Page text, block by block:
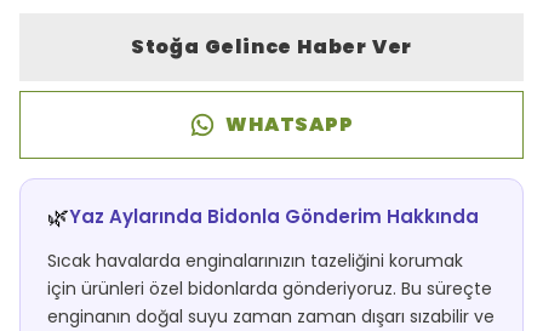
Stoğa Gelince Haber Ver
WHATSAPP
🌿Yaz Aylarında Bidonla Gönderim Hakkında
Sıcak havalarda enginalarınızın tazeliğini korumak
için ürünleri özel bidonlarda gönderiyoruz. Bu süreçte
enginanın doğal suyu zaman zaman dışarı sızabilir ve